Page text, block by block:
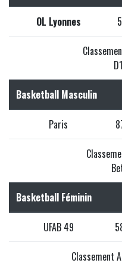
OL Lyonnes 5
Basketball Masculin
Paris
Basketball Féminin
UFAB 49
Classement